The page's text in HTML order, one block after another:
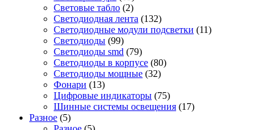
Световые табло (2)
Светодиодная лента (132)
Светодиодные модули подсветки (11)
Светодиоды (99)
Светодиоды smd (79)
Светодиоды в корпусе (80)
Светодиоды мощные (32)
Фонари (13)
Цифровые индикаторы (75)
Шинные системы освещения (17)
Разное (5)